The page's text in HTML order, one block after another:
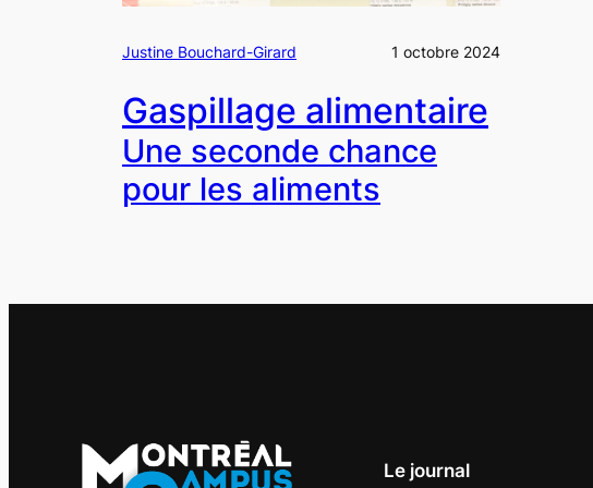
Justine Bouchard-Girard 1 octobre 2024
Gaspillage alimentaire
Une seconde chance
pour les aliments
Le journal